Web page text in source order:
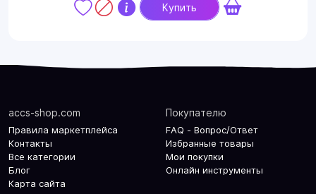
Купить
accs-shop.com
Правила маркетплейса
Контакты
Все категории
Блог
Карта сайта
Покупателю
FAQ - Вопрос/Ответ
Избранные товары
Мои покупки
Онлайн инструменты